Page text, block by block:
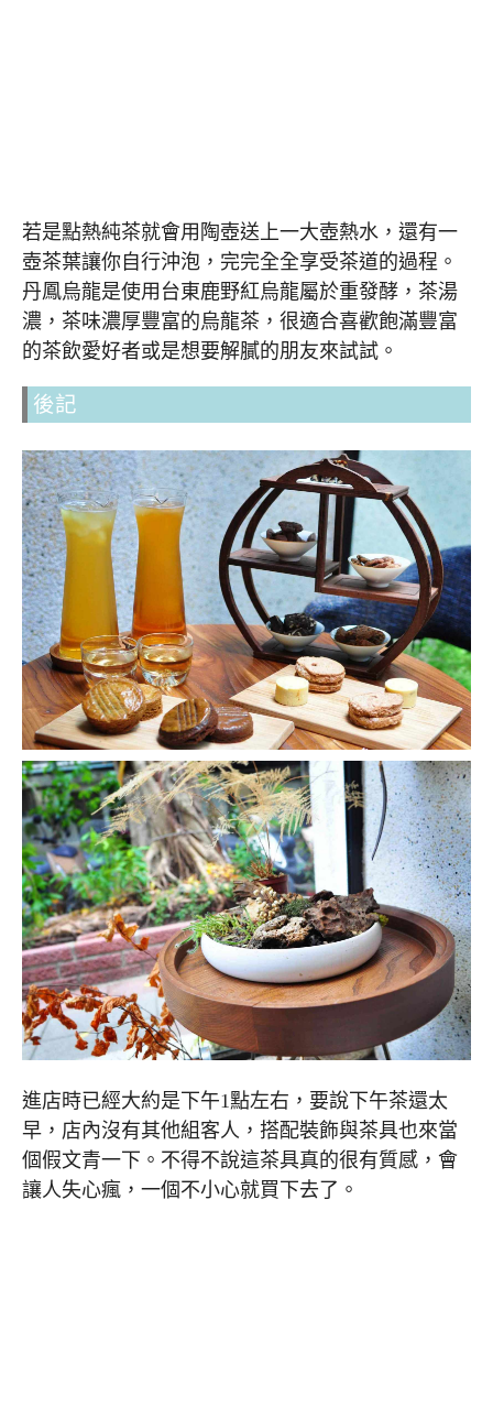
若是點熱純茶就會用陶壺送上一大壺熱水，還有一
壺茶葉讓你自行沖泡，完完全全享受茶道的過程。
丹鳳烏龍是使用台東鹿野紅烏龍屬於重發酵，茶湯
濃，茶味濃厚豐富的烏龍茶，很適合喜歡飽滿豐富
的茶飲愛好者或是想要解膩的朋友來試試。
後記
進店時已經大約是下午1點左右，要說下午茶還太
早，店內沒有其他組客人，搭配裝飾與茶具也來當
個假文青一下。不得不說這茶具真的很有質感，會
讓人失心瘋，一個不小心就買下去了。